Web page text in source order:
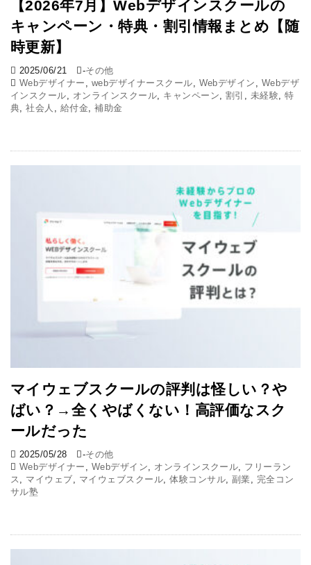
【2026年7月】Webデザインスクールの
キャンペーン・特典・割引情報まとめ【随
時更新】
2025/06/21 -その他
Webデザイナー
webデザイナースクール Webデザイン
Webデザ
インスクール
オンラインスクール キャンペーン ,割引 未経験 ,特
典 ,社会人 給付金 ,補助金
マイウェブスクールの評判は怪しい？や
ばい？→全くやばくない！高評価なスク
ールだった
2025/05/28 -その他
Webデザイナー , Webデザイン, オンラインスクール, フリーラン
ス , マイウェブ, マイウェブスクール,体験コンサル, 副業 , 完全コン
サル塾